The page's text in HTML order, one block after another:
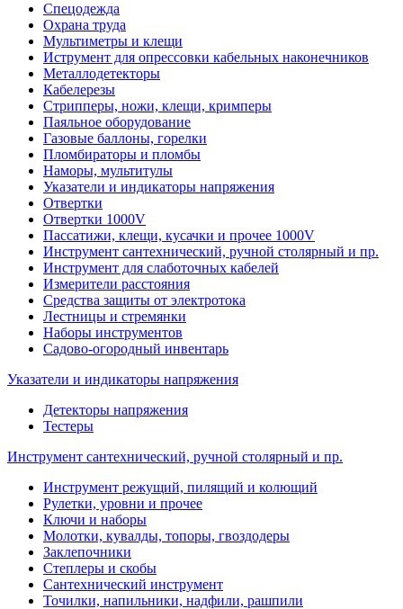
Спецодежда
Охрана труда
Мультиметры и клещи
Иструмент для опрессовки кабельных наконечников
Металлодетекторы
Кабелерезы
Стрипперы, ножи, клещи, кримперы
Паяльное оборудование
Газовые баллоны, горелки
Пломбираторы и пломбы
Наморы, мультитулы
Указатели и индикаторы напряжения
Отвертки
Отвертки 1000V
Пассатижи, клещи, кусачки и прочее 1000V
Инструмент сантехнический, ручной столярный и пр.
Инструмент для слаботочных кабелей
Измерители расстояния
Средства защиты от электротока
Лестницы и стремянки
Наборы инструментов
Садово-огородный инвентарь
Указатели и индикаторы напряжения
Детекторы напряжения
Тестеры
Инструмент сантехнический, ручной столярный и пр.
Инструмент режущий, пилящий и колющий
Рулетки, уровни и прочее
Ключи и наборы
Молотки, кувалды, топоры, гвоздодеры
Заклепочники
Степлеры и скобы
Сантехнический инструмент
Точилки, напильники, надфили, рашпили